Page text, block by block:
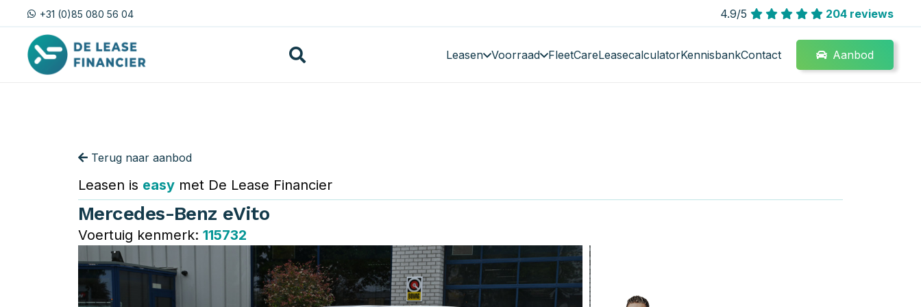
+31 (0)85 080 56 04 4.9/5 204 reviews
Leasen Voorraad FleetCareLeasecalculatorKennisbankContact Aanbod
Terug naar aanbod
Leasen is easy met De Lease Financier
Mercedes-Benz eVito
Voertuig kenmerk: 115732